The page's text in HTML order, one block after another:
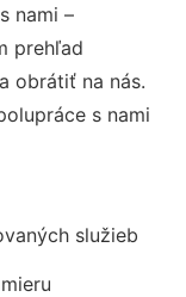
nami –
prehľad
obrátiť na nás.
s nami
služieb